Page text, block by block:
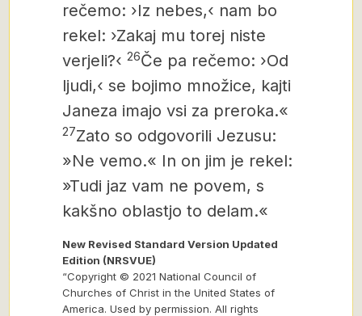
rečemo: ›Iz nebes,‹ nam bo
rekel: ›Zakaj mu torej niste
verjeli?‹ 26Če pa rečemo: ›Od
ljudi,‹ se bojimo množice, kajti
Janeza imajo vsi za preroka.«
27Zato so odgovorili Jezusu:
»Ne vemo.« In on jim je rekel:
»Tudi jaz vam ne povem, s
kakšno oblastjo to delam.«
New Revised Standard Version Updated
Edition (NRSVUE)
“Copyright © 2021 National Council of
Churches of Christ in the United States of
America. Used by permission. All rights